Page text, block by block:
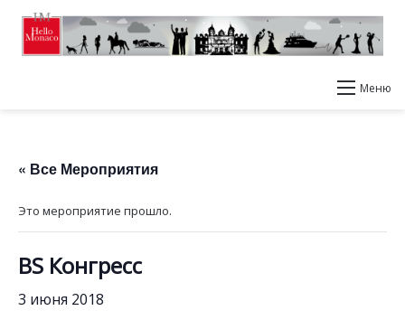
Меню
« Все Мероприятия
Это мероприятие прошло.
BS Конгресс
3 июня 2018